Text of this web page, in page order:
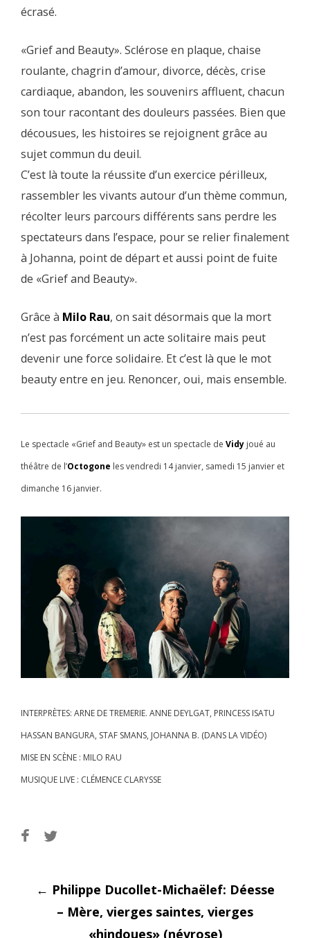
écrasé.
«Grief and Beauty». Sclérose en plaque, chaise
roulante, chagrin d’amour, divorce, décès, crise
cardiaque, abandon, les souvenirs affluent, chacun
son tour racontant des douleurs passées. Bien que
décousues, les histoires se rejoignent grâce au
sujet commun du deuil.
C’est là toute la réussite d’un exercice périlleux,
rassembler les vivants autour d’un thème commun,
récolter leurs parcours différents sans perdre les
spectateurs dans l’espace, pour se relier finalement
à Johanna, point de départ et aussi point de fuite
de «Grief and Beauty».
Grâce à Milo Rau, on sait désormais que la mort
n’est pas forcément un acte solitaire mais peut
devenir une force solidaire. Et c’est là que le mot
beauty entre en jeu. Renoncer, oui, mais ensemble.
Le spectacle «Grief and Beauty» est un spectacle de Vidy joué au
théâtre de l’Octogone les vendredi 14 janvier, samedi 15 janvier et
dimanche 16 janvier.
INTERPRÈTES: ARNE DE TREMERIE. ANNE DEYLGAT, PRINCESS ISATU
HASSAN BANGURA, STAF SMANS, JOHANNA B. (DANS LA VIDÉO)
MISE EN SCÈNE : MILO RAU
MUSIQUE LIVE : CLÉMENCE CLARYSSE
Post
← Philippe Ducollet-Michaëlef: Déesse
– Mère, vierges saintes, vierges
«hindoues» (névrose)